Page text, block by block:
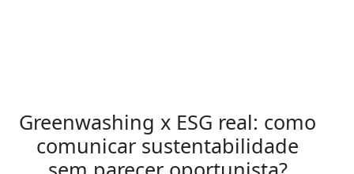
Greenwashing x ESG real: como
comunicar sustentabilidade